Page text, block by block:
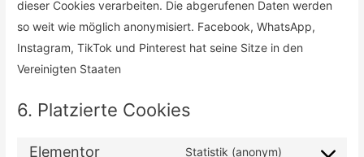
dieser Cookies verarbeiten. Die abgerufenen Daten werden
so weit wie möglich anonymisiert. Facebook, WhatsApp,
Instagram, TikTok und Pinterest hat seine Sitze in den
Vereinigten Staaten
6. Platzierte Cookies
Elementor Statistik (anonym)